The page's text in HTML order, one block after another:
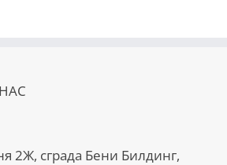
2Ж, сграда Бени Билдинг,